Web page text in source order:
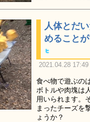
人体とだ
めること
2021.04.28
食べ物で遊ぶの
ボトルや肉塊は
用いられます。
まったチーズを
ょうか？